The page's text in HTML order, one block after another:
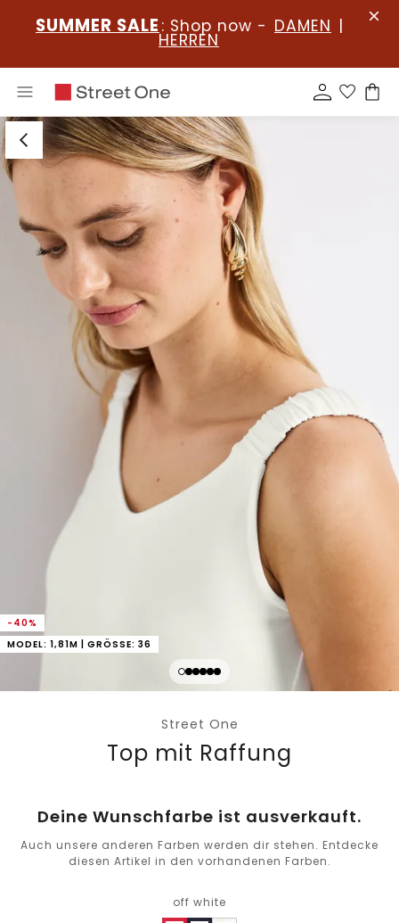
SUMMER SALE : Shop now - DAMEN |
HERREN
-40%
MODEL: 1,81M | GRÖSSE: 36
Street One
Top mit Raffung
Deine Wunschfarbe ist ausverkauft.
Auch unsere anderen Farben werden dir stehen. Entdecke
diesen Artikel in den vorhandenen Farben.
off white